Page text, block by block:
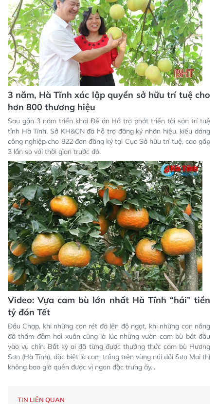
3 năm, Hà Tĩnh xác lập quyền sở hữu trí tuệ cho
hơn 800 thương hiệu
Sau gần 3 năm triển khai Đề án Hỗ trợ phát triển tài sản trí tuệ
tỉnh Hà Tĩnh, Sở KH&CN đã hỗ trợ đăng ký nhãn hiệu, kiểu dáng
công nghiệp cho 822 đơn đăng ký tại Cục Sở hữu trí tuệ, cao gấp
3 lần so với thời gian trước đó.
Video: Vựa cam bù lớn nhất Hà Tĩnh “hái” tiền
tỷ đón Tết
Đầu Chạp, khi những cơn rét đã lên độ ngọt, khi những con nắng
đã thấm đẫm hơi xuân cũng là lúc những vườn cam bù bắt đầu
vào vụ chín. Bất kỳ ai đã từng được thưởng thức cam bù Hương
Sơn (Hà Tĩnh), đặc biệt là cam trồng trên vùng núi đồi Sơn Mai thì
không bao giờ quên được vị ngon đặc trưng ấy...
TIN LIÊN QUAN